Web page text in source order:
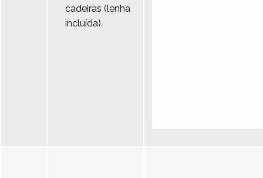
cadeiras (lenha
incluída).